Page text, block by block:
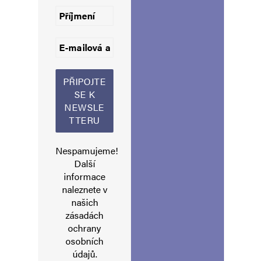
Informujte mě o nových komentářích e-mailem.
Alternative:
Nespamujeme!
Další
informace
naleznete v
našich
zásadách
ochrany
osobních
údajů.